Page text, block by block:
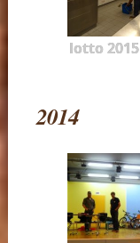
lotto 2015
2014